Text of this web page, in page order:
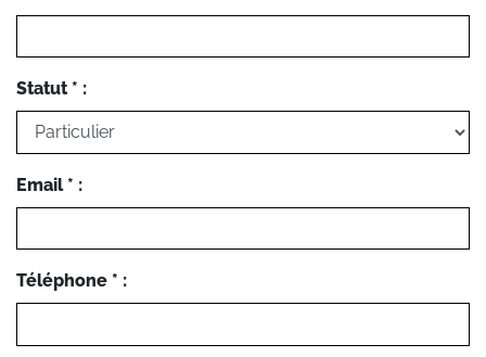
Statut * :
Email * :
Téléphone * :